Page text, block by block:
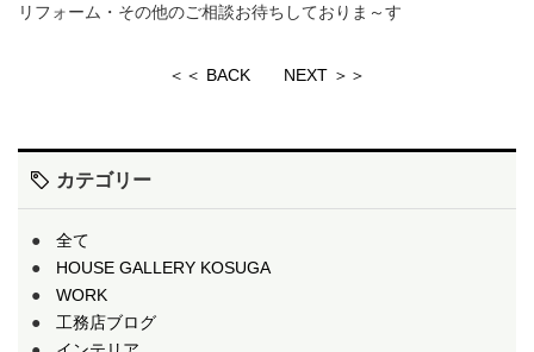
リフォーム・その他のご相談お待ちしておりま～す
＜＜ BACK NEXT ＞＞
カテゴリー
全て
HOUSE GALLERY KOSUGA
WORK
工務店ブログ